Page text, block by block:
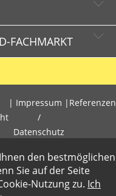
den bestmöglichen
Sie auf der Seite
Nutzungzu. Ich
Verschlüsselung
Angriffe
FACHMARKT
| Impressum
/
Datenschutz
| Referenzen
ein f�r die Anzeige der
und zzgl.Service- und